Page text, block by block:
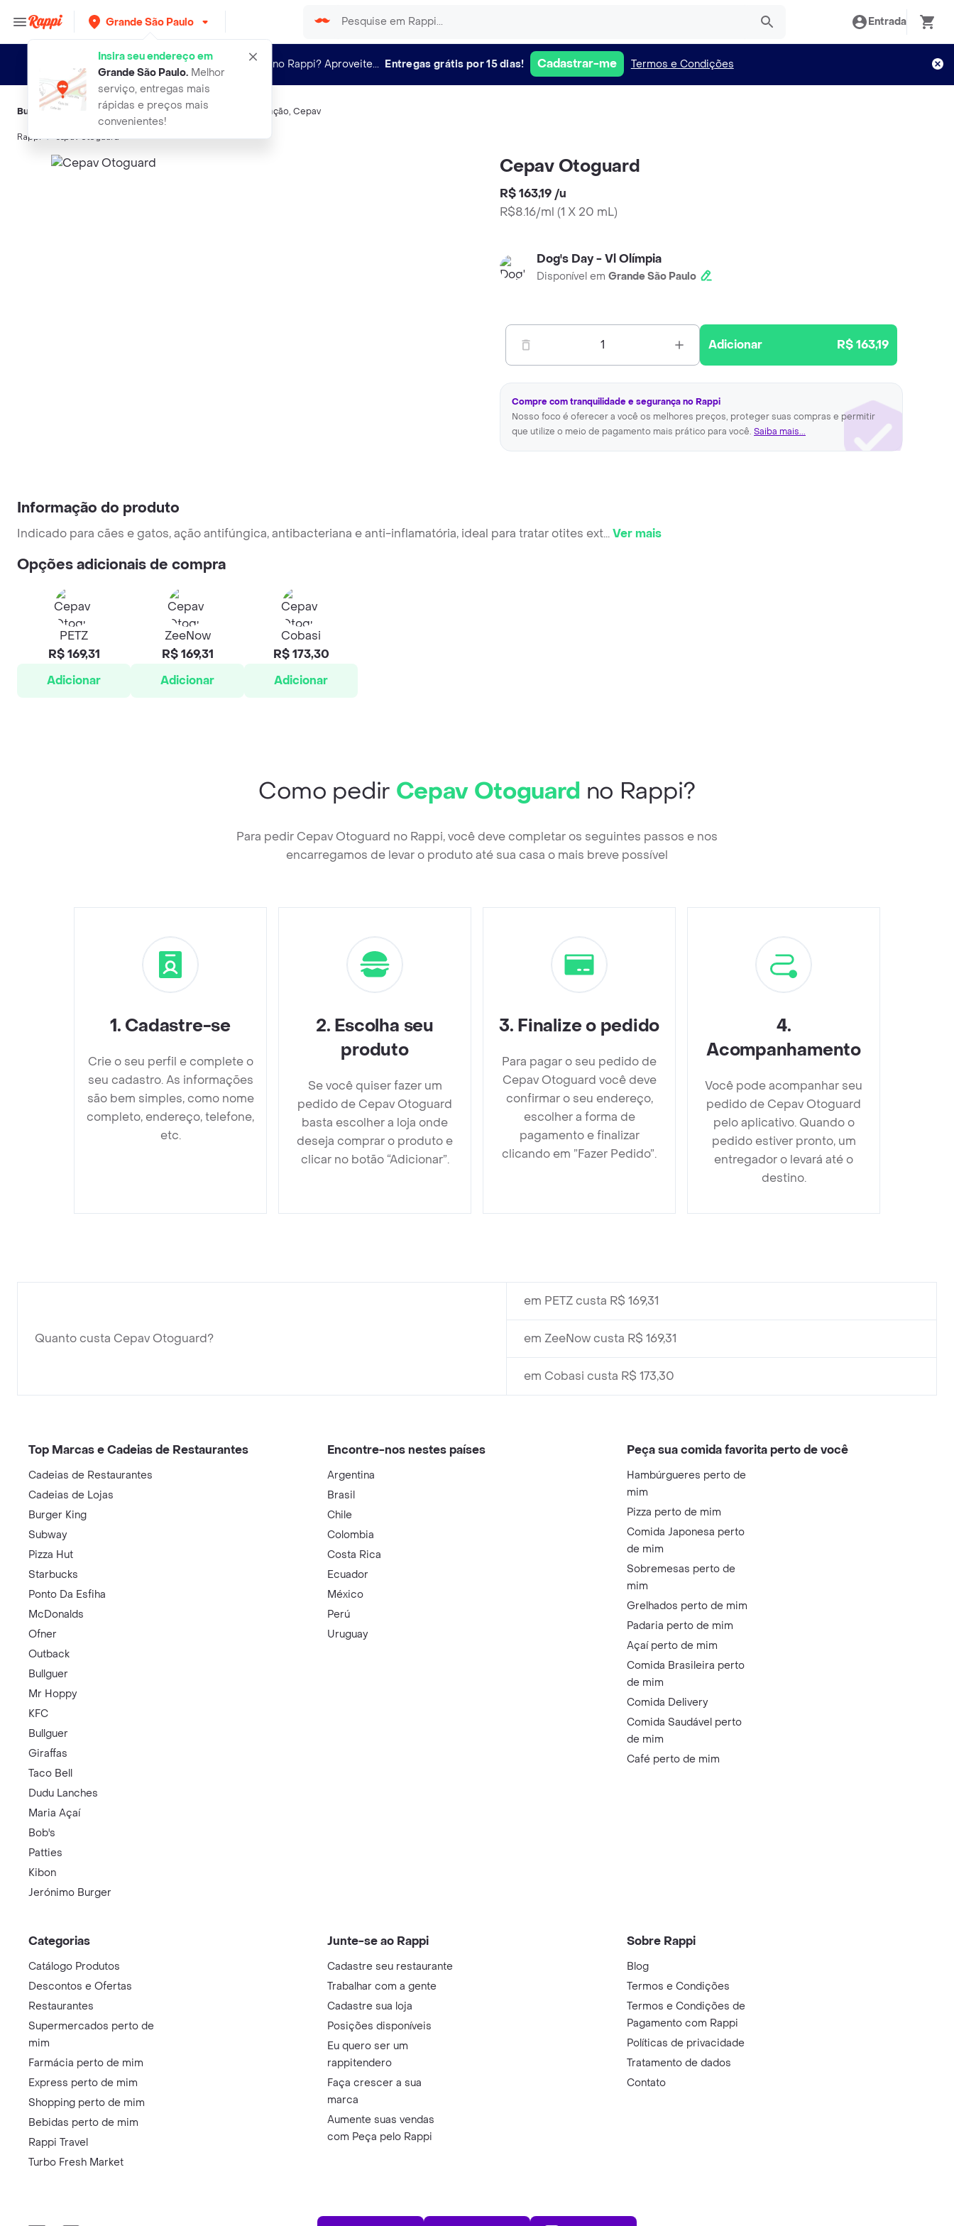
Grande São Paulo
Insira seu endereço em
Grande São Paulo.Melhor
serviço, entregas mais
rápidas e preços mais
convenientes!
Entrada
Novo no Rappi? Aproveite... Entregas grátis por 15 dias! Cadastrar-me Termos e Condições
Buscas relacionadas:Medicamentos para animais de estimação, Cepav
Rappi cepav otoguard
Cepav Otoguard
R$ 163,19 /u
R$8.16/ml (1 X 20 mL)
Dog's Day - Vl Olímpia
Disponível em Grande São Paulo
1 Adicionar R$ 163,19
Compre com tranquilidade e segurança no Rappi
Nosso foco é oferecer a você os melhores preços, proteger suas compras e permitir
que utilize o meio de pagamento mais prático para você. Saiba mais...
Informação do produto
Indicado para cães e gatos, ação antifúngica, antibacteriana e anti-inflamatória, ideal para tratar otites ext...Ver mais
Opções adicionais de compra
PETZ
R$ 169,31
Adicionar
ZeeNow
R$ 169,31
Adicionar
Cobasi
R$ 173,30
Adicionar
Como pedir Cepav Otoguard no Rappi?
Para pedir Cepav Otoguard no Rappi, você deve completar os seguintes passos e nos
encarregamos de levar o produto até sua casa o mais breve possível
1. Cadastre-se
Crie o seu perfil e complete o
seu cadastro. As informações
são bem simples, como nome
completo, endereço, telefone,
etc.
2. Escolha seu
produto
Se você quiser fazer um
pedido de Cepav Otoguard
basta escolher a loja onde
deseja comprar o produto e
clicar no botão “Adicionar”.
3. Finalize o pedido
Para pagar o seu pedido de
Cepav Otoguard você deve
confirmar o seu endereço,
escolher a forma de
pagamento e finalizar
clicando em ”Fazer Pedido”.
4.
Acompanhamento
Você pode acompanhar seu
pedido de Cepav Otoguard
pelo aplicativo. Quando o
pedido estiver pronto, um
entregador o levará até o
destino.
Quanto custa Cepav Otoguard?
em PETZ custa R$ 169,31
em ZeeNow custa R$ 169,31
em Cobasi custa R$ 173,30
Top Marcas e Cadeias de Restaurantes
Cadeias de Restaurantes
Cadeias de Lojas
Burger King
Subway
Pizza Hut
Starbucks
Ponto Da Esfiha
McDonalds
Ofner
Outback
Bullguer
Mr Hoppy
KFC
Bullguer
Giraffas
Taco Bell
Dudu Lanches
Maria Açaí
Bob's
Patties
Kibon
Jerónimo Burger
Encontre-nos nestes países
Argentina
Brasil
Chile
Colombia
Costa Rica
Ecuador
México
Perú
Uruguay
Peça sua comida favorita perto de você
Hambúrgueres perto de
mim
Pizza perto de mim
Comida Japonesa perto
de mim
Sobremesas perto de
mim
Grelhados perto de mim
Padaria perto de mim
Açaí perto de mim
Comida Brasileira perto
de mim
Comida Delivery
Comida Saudável perto
de mim
Café perto de mim
Categorias
Catálogo Produtos
Descontos e Ofertas
Restaurantes
Supermercados perto de
mim
Farmácia perto de mim
Express perto de mim
Shopping perto de mim
Bebidas perto de mim
Rappi Travel
Turbo Fresh Market
Junte-se ao Rappi
Cadastre seu restaurante
Trabalhar com a gente
Cadastre sua loja
Posições disponíveis
Eu quero ser um
rappitendero
Faça crescer a sua
marca
Aumente suas vendas
com Peça pelo Rappi
Sobre Rappi
Blog
Termos e Condições
Termos e Condições de
Pagamento com Rappi
Políticas de privacidade
Tratamento de dados
Contato